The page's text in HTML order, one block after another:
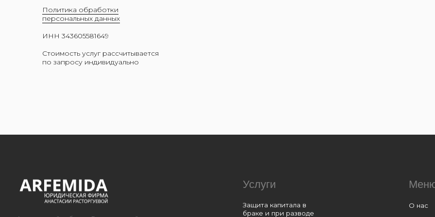
Политика обработки
персональных данных
ИНН 343605581649
Стоимость услуг рассчитывается
по запросу индивидуально
Стоимость услуг рассчитывается
Адвокатский кабинет Расторгуевой
Анастасии Алексеевны.
Москвы,регистрационный номер 77/10140.